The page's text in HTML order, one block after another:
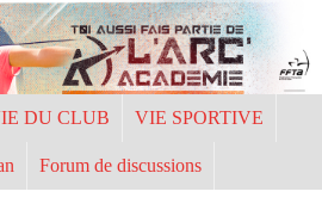
DU CLUB VIE SPORTIVE
Forum de discussions